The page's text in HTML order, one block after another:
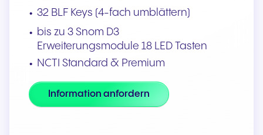
32 BLF Keys (4-fach umblättern)
bis zu 3 Snom D3
Erweiterungsmodule 18 LED Tasten
NCTI Standard & Premium
Information anfordern